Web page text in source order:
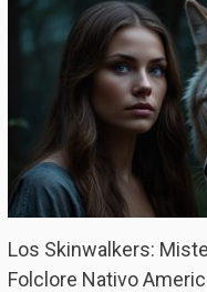
Los Skinwalkers:
Folclore Nativo